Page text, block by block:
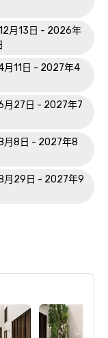
月13日 - 2026年
月11日 - 2027年4
月27日 - 2027年7
月8日 - 2027年8
月29日 - 2027年9